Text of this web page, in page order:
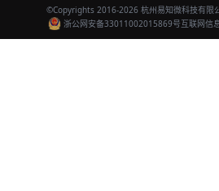
©Copyrights 2016-2026 杭州易知微科技有限
浙公网安备33011002015869号互联网信